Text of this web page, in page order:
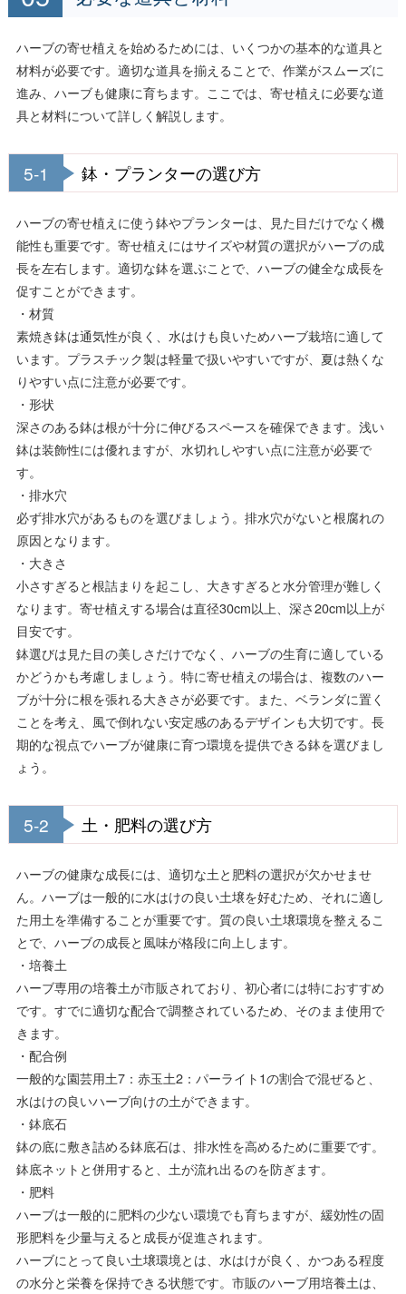
ハーブの寄せ植えを始めるためには、いくつかの基本的な道具と
材料が必要です。適切な道具を揃えることで、作業がスムーズに
進み、ハーブも健康に育ちます。ここでは、寄せ植えに必要な道
具と材料について詳しく解説します。
5-1 鉢・プランターの選び方
ハーブの寄せ植えに使う鉢やプランターは、見た目だけでなく機
能性も重要です。寄せ植えにはサイズや材質の選択がハーブの成
長を左右します。適切な鉢を選ぶことで、ハーブの健全な成長を
促すことができます。
・材質
素焼き鉢は通気性が良く、水はけも良いためハーブ栽培に適して
います。プラスチック製は軽量で扱いやすいですが、夏は熱くな
りやすい点に注意が必要です。
・形状
深さのある鉢は根が十分に伸びるスペースを確保できます。浅い
鉢は装飾性には優れますが、水切れしやすい点に注意が必要で
す。
・排水穴
必ず排水穴があるものを選びましょう。排水穴がないと根腐れの
原因となります。
・大きさ
小さすぎると根詰まりを起こし、大きすぎると水分管理が難しく
なります。寄せ植えする場合は直径30cm以上、深さ20cm以上が
目安です。
鉢選びは見た目の美しさだけでなく、ハーブの生育に適している
かどうかも考慮しましょう。特に寄せ植えの場合は、複数のハー
ブが十分に根を張れる大きさが必要です。また、ベランダに置く
ことを考え、風で倒れない安定感のあるデザインも大切です。長
期的な視点でハーブが健康に育つ環境を提供できる鉢を選びまし
ょう。
5-2 土・肥料の選び方
ハーブの健康な成長には、適切な土と肥料の選択が欠かせませ
ん。ハーブは一般的に水はけの良い土壌を好むため、それに適し
た用土を準備することが重要です。質の良い土壌環境を整えるこ
とで、ハーブの成長と風味が格段に向上します。
・培養土
ハーブ専用の培養土が市販されており、初心者には特におすすめ
です。すでに適切な配合で調整されているため、そのまま使用で
きます。
・配合例
一般的な園芸用土7：赤玉土2：パーライト1の割合で混ぜると、
水はけの良いハーブ向けの土ができます。
・鉢底石
鉢の底に敷き詰める鉢底石は、排水性を高めるために重要です。
鉢底ネットと併用すると、土が流れ出るのを防ぎます。
・肥料
ハーブは一般的に肥料の少ない環境でも育ちますが、緩効性の固
形肥料を少量与えると成長が促進されます。
ハーブにとって良い土壌環境とは、水はけが良く、かつある程度
の水分と栄養を保持できる状態です。市販のハーブ用培養土は、